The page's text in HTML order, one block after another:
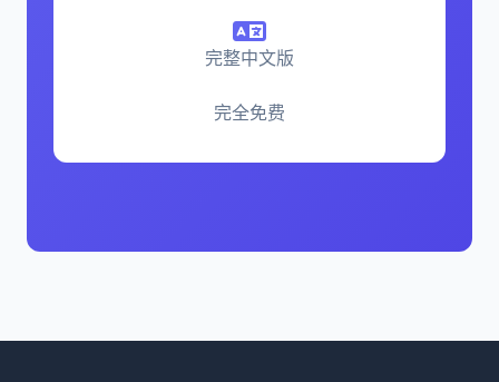
完整中文版
完全免费